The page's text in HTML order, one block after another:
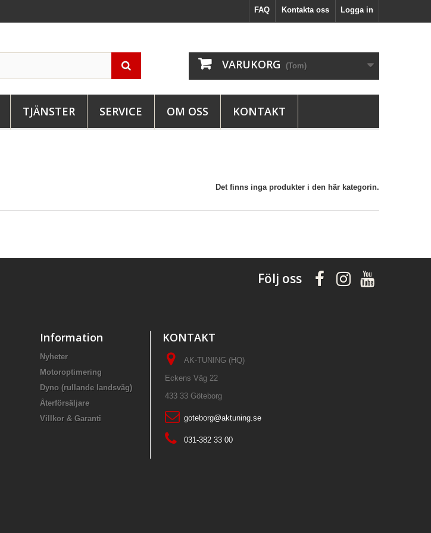
Logga in
Kontakta oss
FAQ
VARUKORG (Tom)
TJÄNSTER SERVICE OM OSS KONTAKT
Det finns inga produkter i den här kategorin.
Följ oss
Information
Nyheter
Motoroptimering
Dyno (rullande landsväg)
Återförsäljare
Villkor & Garanti
KONTAKT
AK-TUNING (HQ)
Eckens Väg 22
433 33 Göteborg
goteborg@aktuning.se
031-382 33 00